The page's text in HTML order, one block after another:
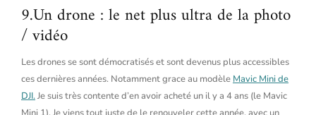
9.Un drone : le net plus ultra de la photo
/ vidéo
Les drones se sont démocratisés et sont devenus plus accessibles
ces dernières années. Notamment grace au modèle Mavic Mini de
DJI.Je suis très contente d’en avoir acheté un il y a 4 ans (le Mavic